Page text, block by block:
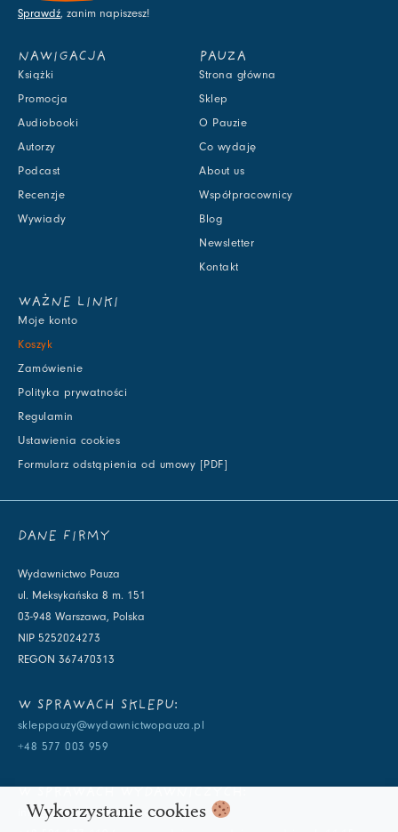
Sprawdź, zanim napiszesz!
NAWIGACJA
Książki
Promocja
Audiobooki
Autorzy
Podcast
Recenzje
Wywiady
PAUZA
Strona główna
Sklep
O Pauzie
Co wydaję
About us
Współpracownicy
Blog
Newsletter
Kontakt
WAŻNE LINKI
Moje konto
Koszyk
Zamówienie
Polityka prywatności
Regulamin
Ustawienia cookies
Formularz odstąpienia od umowy [PDF]
DANE FIRMY
Wydawnictwo Pauza
ul. Meksykańska 8 m. 151
03-948 Warszawa, Polska
NIP 5252024273
REGON 367470313
W SPRAWACH SKLEPU:
skleppauzy@wydawnictwopauza.pl
+48 577 003 959
info@wydawnictwopauza.pl
Wykorzystanie cookies